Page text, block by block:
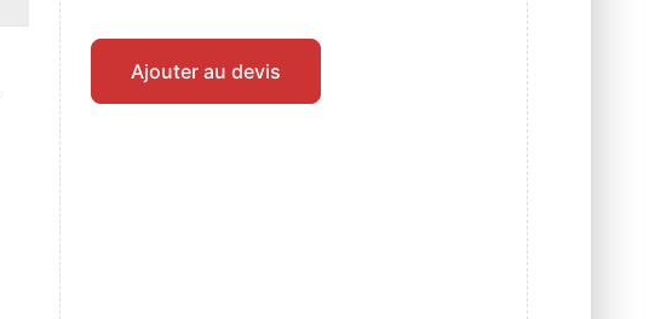
Ajouter au devis